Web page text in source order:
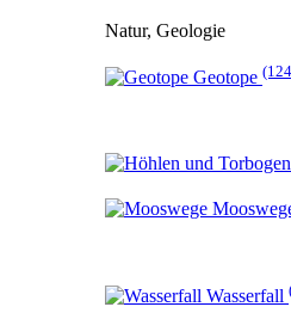
Natur, Geologie
Geotope
Wasserfall